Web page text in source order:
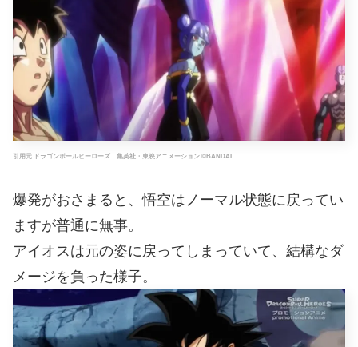
引用元 ドラゴンボールヒーローズ 集英社・東映アニメーション ©BANDAI
爆発がおさまると、悟空はノーマル状態に戻ってい
ますが普通に無事。
アイオスは元の姿に戻ってしまっていて、結構なダ
メージを負った様子。